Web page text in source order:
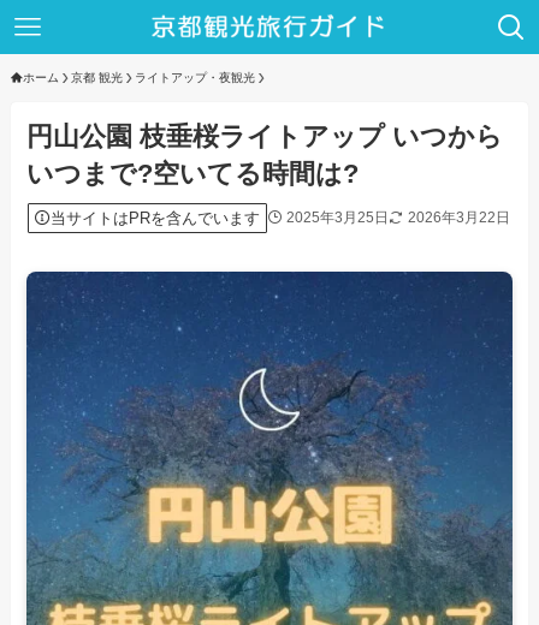
ホーム 京都 観光 ライトアップ・夜観光
円山公園 枝垂桜ライトアップ いつから
いつまで?空いてる時間は?
当サイトはPRを含んでいます 2025年3月25日 2026年3月22日